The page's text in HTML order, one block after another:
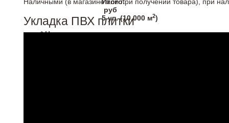
Итого:
руб
5уп. (10,000 м2)
* Напольные покрытия продаются кратно
Наличными (в магазине или при получении товара), при
Укладка ПВХ плитки